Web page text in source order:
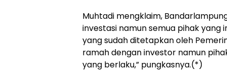
Muhtadi mengklaim,
investasi namun semua pihak
yang sudah ditetapkan oleh
ramah dengan investor namun
yang berlaku,” pungkasnya.(*)